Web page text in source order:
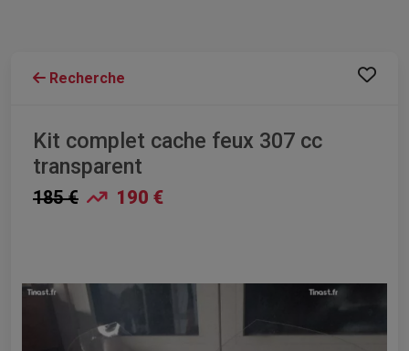
Recherche
Kit complet cache feux 307 cc
transparent
185 € 190 €